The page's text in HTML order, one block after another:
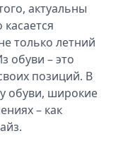
актуальны
только летний
обуви – это
позиций. В
обуви, широкие
– как